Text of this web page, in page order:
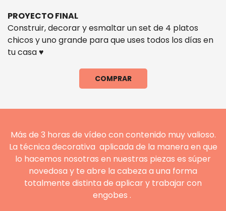
PROYECTO FINAL
Construir, decorar y esmaltar un set de 4 platos
chicos y uno grande para que uses todos los días en
tu casa ♥
COMPRAR
Más de 3 horas de vídeo con contenido muy valioso.
La técnica decorativa aplicada de la manera en que
lo hacemos nosotras en nuestras piezas es súper
novedosa y te abre la cabeza a una forma
totalmente distinta de aplicar y trabajar con
engobes .